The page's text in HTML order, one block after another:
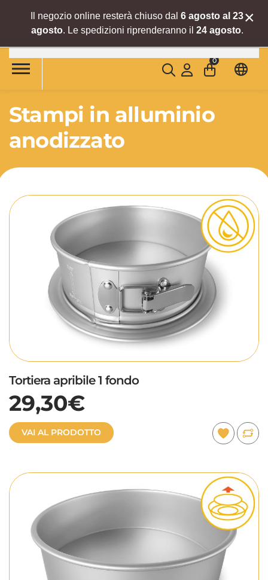
Skip to main content
0
Stampi in alluminio
anodizzato
Tortiera apribile 1 fondo
29,30€
VAI AL PRODOTTO
×
Il negozio online resterà chiuso dal 6 agosto al 23
agosto. Le spedizioni riprenderanno il 24 agosto.